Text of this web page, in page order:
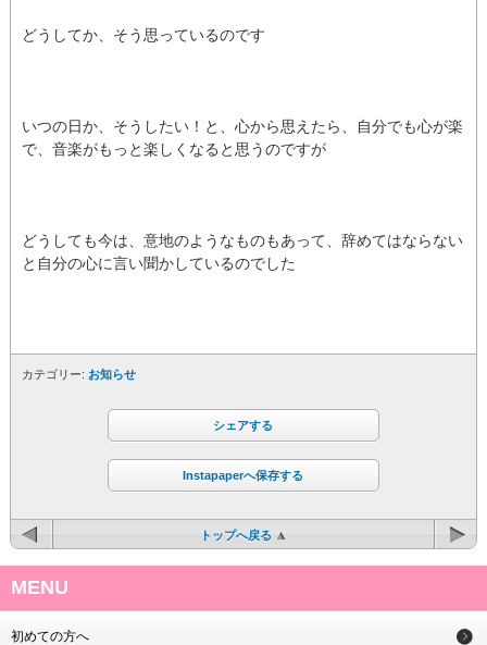
どうしてか、そう思っているのです
いつの日か、そうしたい！と、心から思えたら、自分でも心が楽
で、音楽がもっと楽しくなると思うのですが
どうしても今は、意地のようなものもあって、辞めてはならない
と自分の心に言い聞かしているのでした
カテゴリー: お知らせ
シェアする
Instapaperへ保存する
トップへ戻る
MENU
初めての方へ